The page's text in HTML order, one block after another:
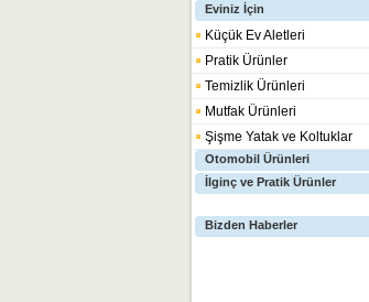
Eviniz İçin
Küçük Ev Aletleri
Pratik Ürünler
Temizlik Ürünleri
Mutfak Ürünleri
Şişme Yatak ve Koltuklar
Otomobil Ürünleri
İlginç ve Pratik Ürünler
Bizden Haberler